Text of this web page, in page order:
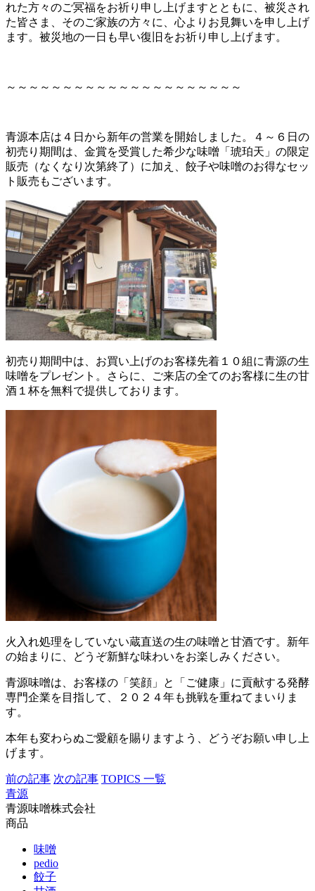
れた方々のご冥福をお祈り申し上げますとともに、被災され
た皆さま、そのご家族の方々に、心よりお見舞いを申し上げ
ます。被災地の一日も早い復旧をお祈り申し上げます。
～～～～～～～～～～～～～～～～～～～～～
青源本店は４日から新年の営業を開始しました。４～６日の
初売り期間は、金賞を受賞した希少な味噌「琥珀天」の限定
販売（なくなり次第終了）に加え、餃子や味噌のお得なセッ
ト販売もございます。
初売り期間中は、お買い上げのお客様先着１０組に青源の生
味噌をプレゼント。さらに、ご来店の全てのお客様に生の甘
酒１杯を無料で提供しております。
火入れ処理をしていない蔵直送の生の味噌と甘酒です。新年
の始まりに、どうぞ新鮮な味わいをお楽しみください。
青源味噌は、お客様の「笑顔」と「ご健康」に貢献する発酵
専門企業を目指して、２０２４年も挑戦を重ねてまいりま
す。
本年も変わらぬご愛顧を賜りますよう、どうぞお願い申し上
げます。
前の記事 次の記事 TOPICS 一覧
青源
青源味噌株式会社
商品
味噌
pedio
餃子